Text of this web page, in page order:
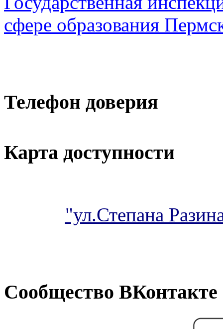
сфере образования
Телефон доверия
Карта доступности
"ул.Степана
Сообщество ВКонтакте